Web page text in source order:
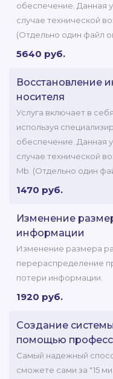
обеспечение. Данная
случае технической
(Отдельно один файл
5640 руб.
Восстановление
носителя
Услуга включает в
используя
обеспечение. Данная
случае технической
Mb. (Отдельно один
1470 руб.
Изменение
информации
Изменение размера
перераспределение
потери информации.
1920 руб.
Создание
помощью
Самый надежный
сможете сами за "15